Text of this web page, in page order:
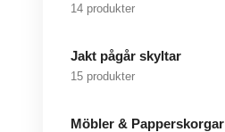
14 produkter
Jakt pågår skyltar
15 produkter
Möbler & Papperskorgar